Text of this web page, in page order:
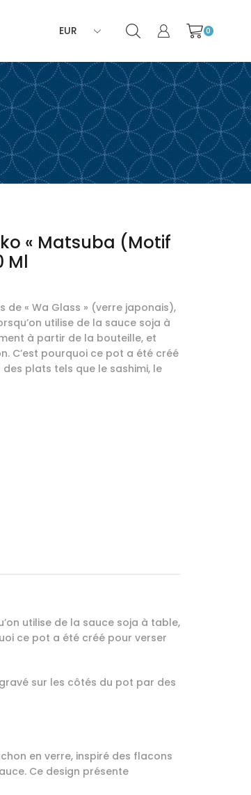
0
« Matsuba (motif
Ml
de « Wa Glass » (verre japonais),
utilise de la sauce soja à
à partir de la bouteille, et
C’est pourquoi ce pot a été créé
plats tels que le sashimi, le
utilise de la sauce soja à table,
ce pot a été créé pour verser
sur les côtés du pot par des
en verre, inspiré des flacons
Ce design présente